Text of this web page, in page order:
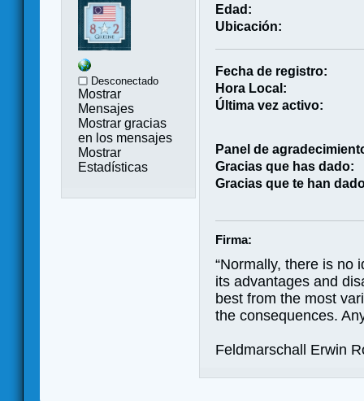
Desconectado
Mostrar
Mensajes
Mostrar gracias
en los mensajes
Mostrar
Estadísticas
Edad:
Ubicación:
Fecha de registro:
Hora Local:
Última vez activo:
Panel de
Gracias que has dado:
Gracias que te han
Firma:
“Normally, there is no
its advantages and
best from the most
the consequences.
Feldmarschall Erwin